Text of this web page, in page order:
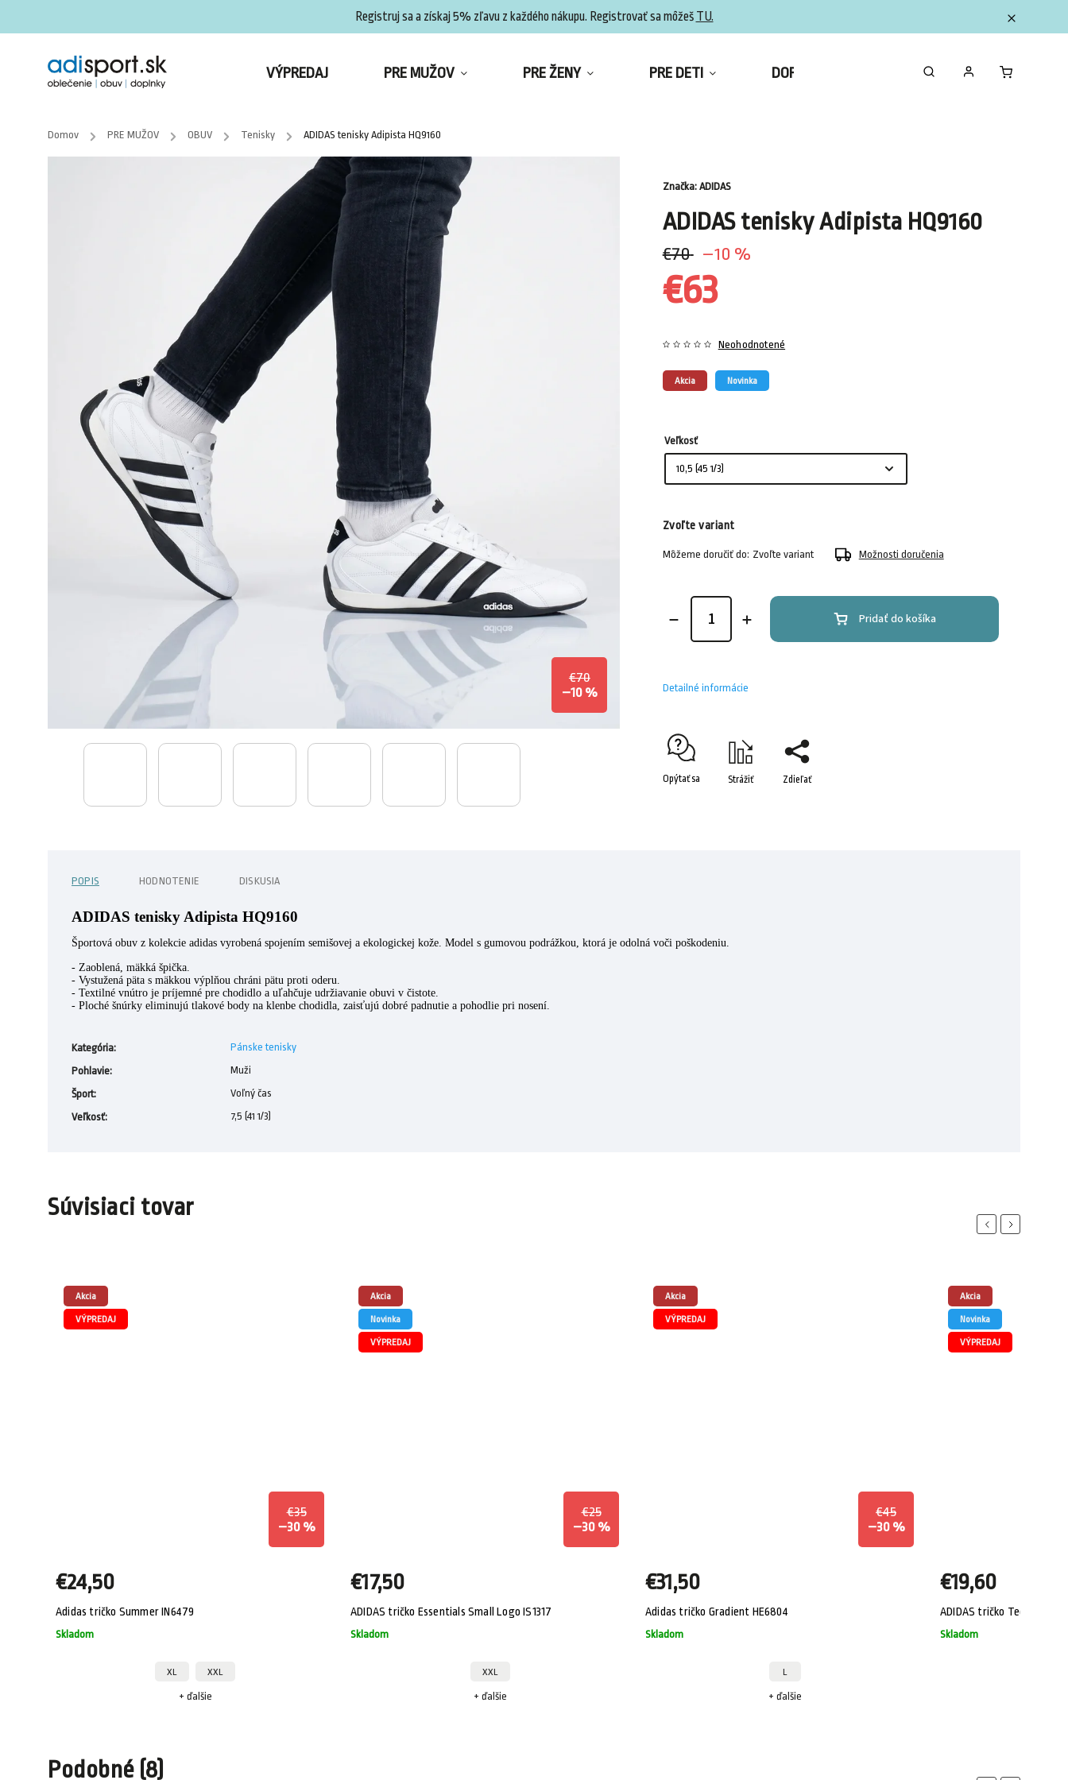
Registruj sa a získaj 5% zľavu z každého nákupu. Registrovať sa môžeš TU.
VÝPREDAJ PRE MUŽOV PRE ŽENY PRE DETI DOPLNKY ZBERATEĽSKÉ FIGURKY
Domov / PRE MUŽOV / OBUV / Tenisky / ADIDAS tenisky Adipista HQ9160
€70
–10 %
ADIDAS tenisky Adipista HQ9160
€70 –10 %
€63
Akcia Novinka
Neohodnotené
Značka: ADIDAS
Veľkosť
Zvoľte variant
Môžeme doručiť do: Zvoľte variant Možnosti doručenia
Pridať do košíka
Detailné informácie
Opýtať sa Strážiť Zdieľať
POPIS HODNOTENIE DISKUSIA
ADIDAS tenisky Adipista HQ9160
Športová obuv z kolekcie adidas vyrobená spojením semišovej a ekologickej kože. Model s gumovou podrážkou, ktorá je odolná voči poškodeniu.
- Zaoblená, mäkká špička.
- Vystužená päta s mäkkou výplňou chráni pätu proti oderu.
- Textilné vnútro je príjemné pre chodidlo a uľahčuje udržiavanie obuvi v čistote.
- Ploché šnúrky eliminujú tlakové body na klenbe chodidla, zaisťujú dobré padnutie a pohodlie pri nosení.
Kategória:
Pánske tenisky
Pohlavie:
Muži
Šport:
Voľný čas
Veľkosť: 7,5 (41 1/3)
Súvisiaci tovar
Previous
Akcia
VÝPREDAJ
€35
–30 %
Adidas tričko Summer IN6479
Skladom
€24,50
XL XXL
+ ďalšie
Akcia
Novinka
VÝPREDAJ
€25
–30 %
ADIDAS tričko Essentials Small Logo IS1317
Skladom
€17,50
XXL
+ ďalšie
Akcia
VÝPREDAJ
€45
–30 %
Adidas tričko Gradient HE6804
Skladom
€31,50
L
+ ďalšie
Akcia
Novinka
VÝPREDAJ
ADIDAS tričko Tech BOS
Skladom
€19,60
Next
Podobné (8)